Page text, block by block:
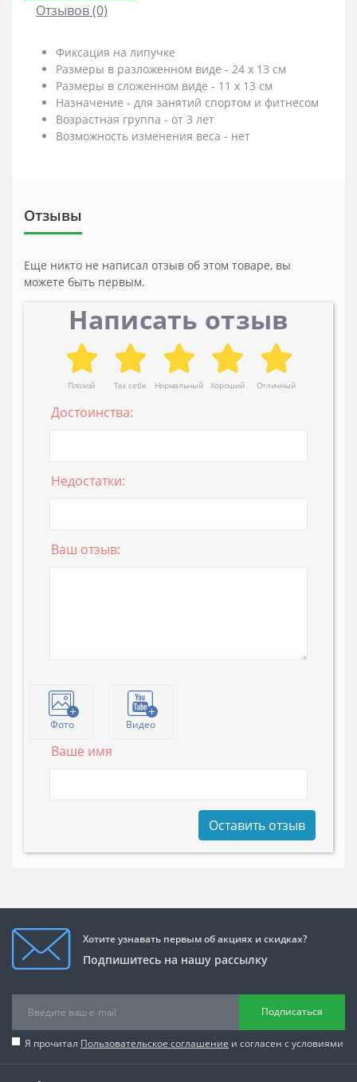
Отзывов (0)
Фиксация на липучке
Размеры в разложенном виде - 24 х 13 см
Размеры в сложенном виде - 11 х 13 см
Назначение - для занятий спортом и фитнесом
Возрастная группа - от 3 лет
Возможность изменения веса - нет
Отзывы
Еще никто не написал отзыв об этом товаре, вы
можете быть первым.
Написать отзыв
Плохой Так себе Нормальный Хороший Отличный
Достоинства:
Недостатки:
Ваш отзыв:
Фото Видео
Ваше имя
Оставить отзыв
Хотите узнавать первым об акциях и скидках?
Подпишитесь на нашу рассылку
Подписаться
Я прочитал Пользовательское соглашение и согласен с условиями